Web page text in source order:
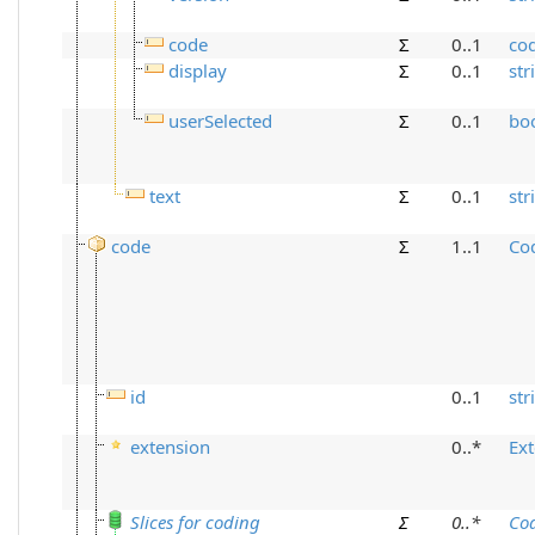
code Σ 0..1
display
Σ 0..1
userSelected Σ 0..1
text Σ 0..1
code Σ 1..1
id 0..1
extension 0..*
Slices for coding Σ 0..*